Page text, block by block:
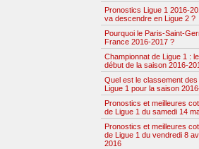
Pronostics Ligue 1 2016-
va descendre en Ligue 2 ?
Pourquoi le Paris-Saint-
France 2016-2017 ?
Championnat de Ligue 1 :
début de la saison 2016-
Quel est le classement
Ligue 1 pour la saison
Pronostics et meilleures
de Ligue 1 du samedi 14
Pronostics et meilleures
de Ligue 1 du vendredi 8
2016